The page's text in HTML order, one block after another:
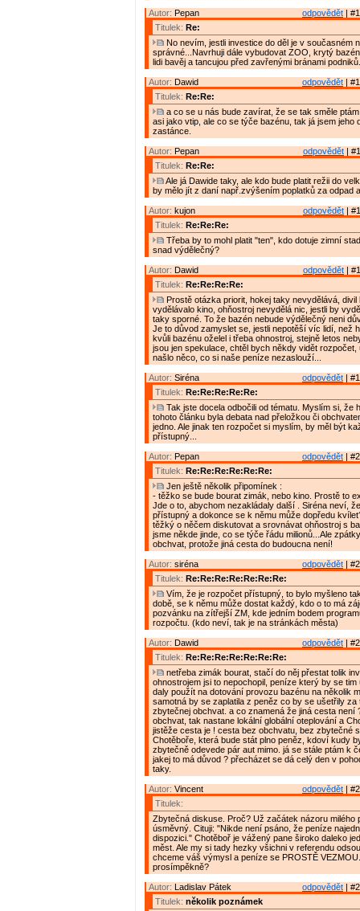
odpovědět |
Autor: Pepan
Titulek: Re:
No nevím, jestli investice do děl je v současném
správné...Navrhuji dále vybudovat ZOO, krytý
lidi bavěj a tancujou před zavřenými bránami podniků.
odpovědět |
Autor: Dawid
Titulek: Re:Re:
a co se u nás bude zavírat, že se tak směle
asi jako vtip, ale co se týče bazénu, tak já jsem jeho
zastánce.
odpovědět |
Autor: Pepan
Titulek: Re:Re:
Ale já Dawide taky, ale kdo bude platit režii do
by mělo jít z daní např.zvýšením poplatků za odpad
odpovědět |
Autor: kujon
Titulek: Re:Re:Re:
Třeba by to mohl platit "ten", kdo dotuje zimní
snad výdělečný?
odpovědět |
Autor: Dawid
Titulek: Re:Re:Re:Re:
Prostě otázka priorit, hokej taky nevydělává,
vydělávalo kino, ohňostroj nevydělá nic, jestli by
taky sporné. To že bazén nebude výdělečný neni
Je to důvod zamyslet se, jestli nepotěší víc lidí, než
kvůli bazénu oželel i třeba ohnostroj, stejně letos
jsou jen spekulace, chtěl bych někdy vidět rozpočet,
našlo něco, co si naše peníze nezaslouží...
odpovědět |
Autor: Siréna
Titulek: Re:Re:Re:Re:Re:
Tak jste docela odbočili od tématu. Myslím si, že
tohoto článku byla debata nad přeložkou či
jedno. Ale jinak ten rozpočet si myslím, by měl být
přístupný...
odpovědět |
Autor: Pepan
Titulek: Re:Re:Re:Re:Re:Re:
Jen ještě několik připomínek :
- těžko se bude bourat zimák, nebo kino. Prostě to
Jde o to, abychom nezakládaly další . Siréna neví,
přístupný a dokonce se k němu může dopředu
těžký o něčem diskutovat a srovnávat ohňostroj s
jsme někde jinde, co se týče řádu milionů...Ale
obchvat, protože jiná cesta do budoucna není!
odpovědět |
Autor: siréna
Titulek: Re:Re:Re:Re:Re:Re:Re:
Vím, že je rozpočet přístupný, to bylo myšleno
době, se k němu může dostat každý, kdo o to má
pozvánku na zítřejší ZM, kde jedním bodem
rozpočtu. (kdo neví, tak je na stránkách města)
odpovědět |
Autor: Dawid
Titulek: Re:Re:Re:Re:Re:Re:Re:
netřeba zimák bourat, stačí do něj přestat tolik
ohnostrojem jsi to nepochopil, peníze který by se tim
daly použít na dotování provozu bazénu na několik
samotná by se zaplatila z peněz co by se ušetřily za
zbytečnej obchvat. a co znamená že jiná cesta není
obchvat, tak nastane lokální globální oteplování a
jistěže cesta je ! cesta bez obchvatu, bez zbytečné
Chotěboře, která bude stát plno peněz, kdoví kudy
zbytečně odevede pár aut mimo. já se stále ptám k
jakej to má důvod ? přecházet se dá celý den v
taky.
odpovědět |
Autor: Vincent
Titulek:
Zbytečná diskuse. Proč? Už začátek názoru milého
úsměvný. Cituji: "Nikde není psáno, že peníze
dispozici." Chotěboř je vážený pane široko daleko
měst. Ale my si tady hezky všichni v referendu
chceme váš výmysl a peníze se PROSTĚ
prosímpěkně?
odpovědět |
Autor: Ladislav Pátek
Titulek: několik poznámek